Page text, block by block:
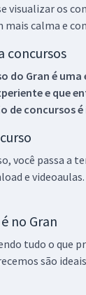
visualizar os
mais calma e
concursos
do Gran é
e que
de concursos
você passa a
e
no Gran
tudo o que
são